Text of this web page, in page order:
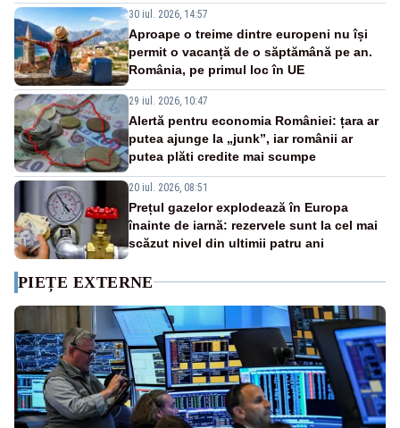
30 iul. 2026, 14:57
Aproape o treime dintre europeni nu își
permit o vacanță de o săptămână pe an.
România, pe primul loc în UE
29 iul. 2026, 10:47
Alertă pentru economia României: țara ar
putea ajunge la „junk”, iar românii ar
putea plăti credite mai scumpe
20 iul. 2026, 08:51
Prețul gazelor explodează în Europa
înainte de iarnă: rezervele sunt la cel mai
scăzut nivel din ultimii patru ani
PIEȚE EXTERNE